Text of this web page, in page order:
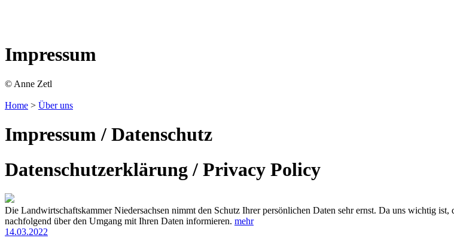
Impressum
© Anne Zetl
Home > Über uns
Impressum / Datenschutz
Datenschutzerklärung / Privacy Policy
Die Landwirtschaftskammer Niedersachsen nimmt den Schutz Ihrer persönlichen Daten sehr ernst. Da uns wichtig
nachfolgend über den Umgang mit Ihren Daten informieren. mehr
14.03.2022